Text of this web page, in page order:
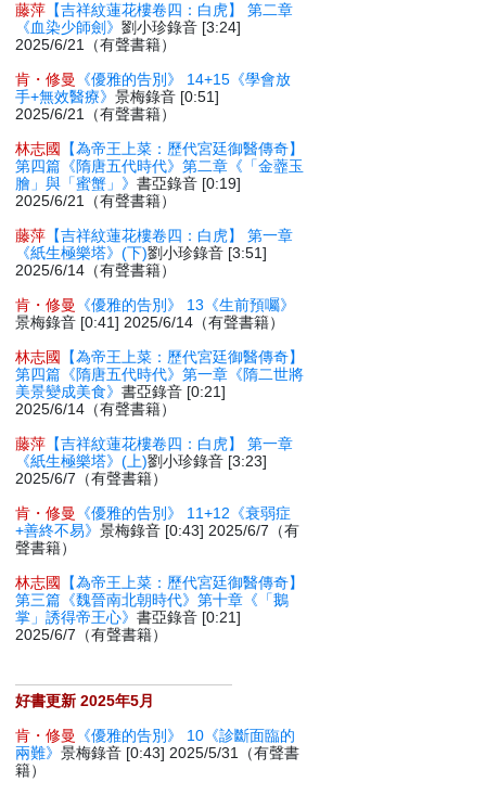
藤萍 【吉祥紋蓮花樓卷四：白虎】 第二章
《血染少師劍》劉小珍錄音 [3:24]
2025/6/21（有聲書籍）
肯・修曼
《優雅的告別》 14+15《學會放
手+無效醫療》景梅錄音 [0:51]
2025/6/21（有聲書籍）
林志國
【為帝王上菜：歷代宮廷御醫傳奇】
第四篇《隋唐五代時代》第二章《「金虀玉
膾」與「蜜蟹」》書亞錄音 [0:19]
2025/6/21（有聲書籍）
藤萍 【吉祥紋蓮花樓卷四：白虎】 第一章
《紙生極樂塔》(下)劉小珍錄音 [3:51]
2025/6/14（有聲書籍）
肯・修曼
《優雅的告別》 13《生前預囑》
景梅錄音 [0:41] 2025/6/14（有聲書籍）
林志國
【為帝王上菜：歷代宮廷御醫傳奇】
第四篇《隋唐五代時代》第一章《隋二世將
美景變成美食》書亞錄音 [0:21]
2025/6/14（有聲書籍）
藤萍 【吉祥紋蓮花樓卷四：白虎】 第一章
《紙生極樂塔》(上)劉小珍錄音 [3:23]
2025/6/7（有聲書籍）
肯・修曼
《優雅的告別》 11+12《衰弱症
+善終不易》景梅錄音 [0:43] 2025/6/7（有
聲書籍）
林志國
【為帝王上菜：歷代宮廷御醫傳奇】
第三篇《魏晉南北朝時代》第十章《「鵝
掌」誘得帝王心》書亞錄音 [0:21]
2025/6/7（有聲書籍）
好書更新 2025年5月
肯・修曼
《優雅的告別》 10《診斷面臨的
兩難》景梅錄音 [0:43] 2025/5/31（有聲書
籍）